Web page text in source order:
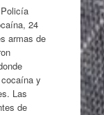
24
armas de
y
Las
de